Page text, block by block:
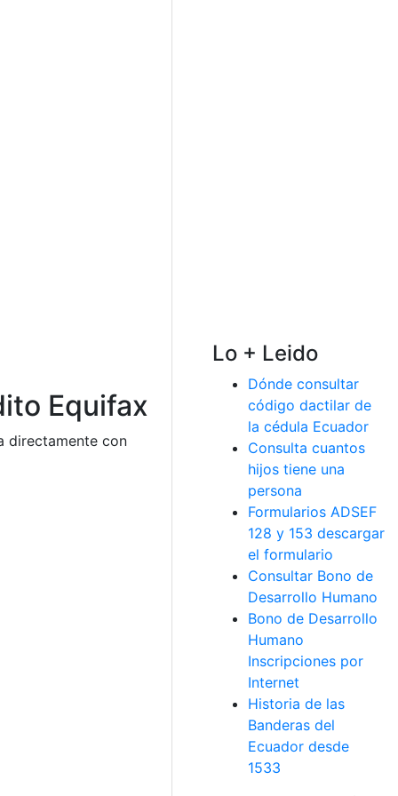
Equifax
directamente con
Lo + Leido
Dónde consultar
código dactilar de
la cédula Ecuador
Consulta cuantos
hijos tiene una
persona
Formularios ADSEF
128 y 153 descargar
el formulario
Consultar Bono de
Desarrollo Humano
Bono de Desarrollo
Humano
Inscripciones por
Internet
Historia de las
Banderas del
Ecuador desde
1533